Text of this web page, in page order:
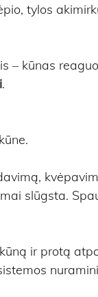
tylos
– kūnas
.
slūgsta.
ir protą